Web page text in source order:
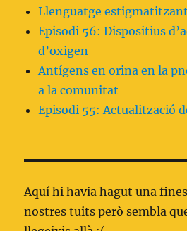
Llenguatge estigmatitzant
Episodi 56: Dispositius
d’oxigen
Antígens en orina en la
a la comunitat
Episodi 55: Actualització
Aquí hi havia hagut una
nostres tuits però sembla